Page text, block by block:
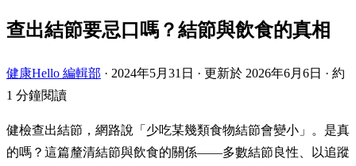
查出結節要忌口嗎？結節與飲食的真相
健康Hello 編輯部 · 2024年5月31日 · 更新於 2026年6月6日 · 約
1 分鐘閱讀
健檢查出結節，網路說「少吃某幾類食物結節會變小」。是真
的嗎？這篇釐清結節與飲食的關係——多數結節良性、以追蹤